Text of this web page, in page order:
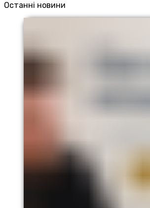
Останні новини